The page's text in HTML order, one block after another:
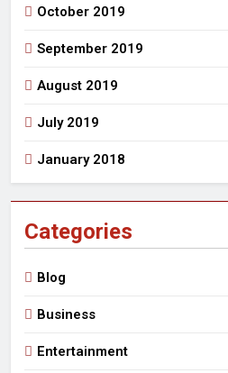
October 2019
September 2019
August 2019
July 2019
January 2018
Categories
Blog
Business
Entertainment